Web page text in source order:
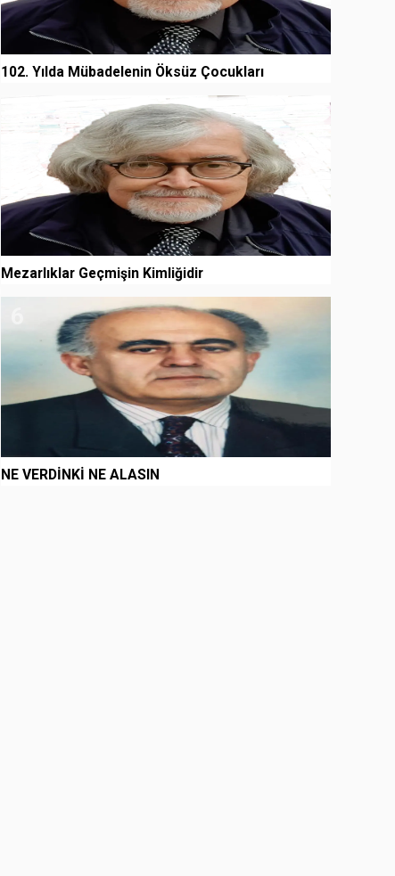
102. Yılda Mübadelenin Öksüz Çocukları
Mezarlıklar Geçmişin Kimliğidir
NE VERDİNKİ NE ALASIN